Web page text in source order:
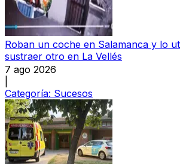
Roban un coche en Salamanca y lo
sustraer otro en La Vellés
7 ago 2026
Categoría: Sucesos